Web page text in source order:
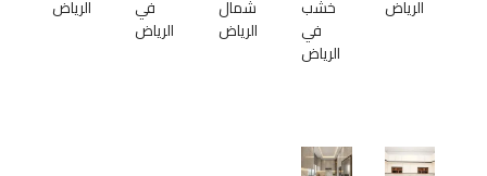
الرياض
خشب
في
الرياض
شمال
الرياض
في
الرياض
الرياض